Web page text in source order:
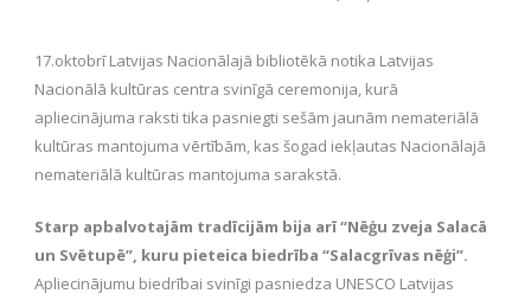
17.oktobrī Latvijas Nacionālajā bibliotēkā notika Latvijas
Nacionālā kultūras centra svinīgā ceremonija, kurā
apliecinājuma raksti tika pasniegti sešām jaunām nemateriālā
kultūras mantojuma vērtībām, kas šogad iekļautas Nacionālajā
nemateriālā kultūras mantojuma sarakstā.
Starp apbalvotajām tradīcijām bija arī “Nēģu zveja Salacā
un Svētupē”, kuru pieteica biedrība “Salacgrīvas nēģi”.
Apliecinājumu biedrībai svinīgi pasniedza UNESCO Latvijas